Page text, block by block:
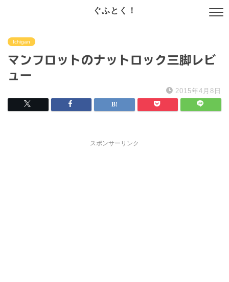
ぐふとく！
Ichigan
マンフロットのナットロック三脚レビ
ュー
2015年4月8日
スポンサーリンク